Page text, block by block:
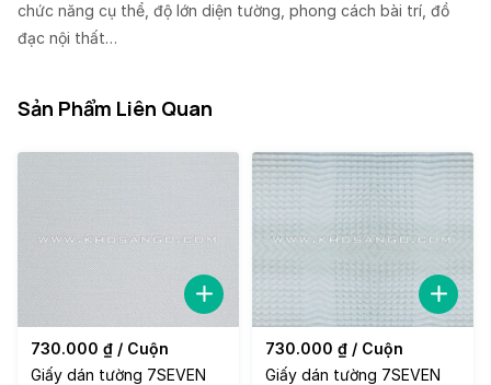
chức năng cụ thể, độ lớn diện tường, phong cách bài trí, đồ
đạc nội thất…
Sản Phẩm Liên Quan
730.000 ₫ / Cuộn
Giấy dán tường 7SEVEN
730.000 ₫ / Cuộn
Giấy dán tường 7SEVEN